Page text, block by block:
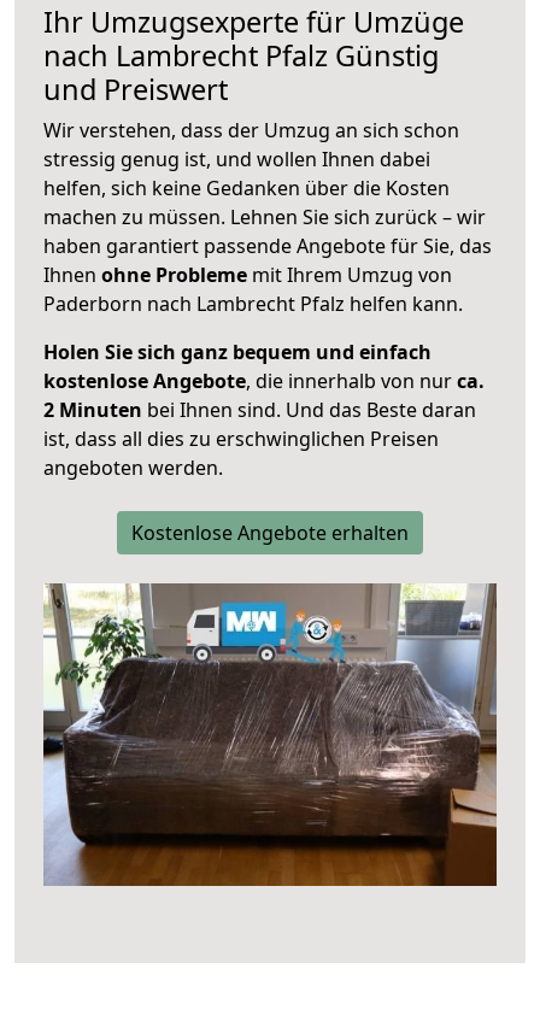
Ihr Umzugsexperte für Umzüge
nach Lambrecht Pfalz Günstig
und Preiswert
Wir verstehen, dass der Umzug an sich schon
stressig genug ist, und wollen Ihnen dabei
helfen, sich keine Gedanken über die Kosten
machen zu müssen. Lehnen Sie sich zurück – wir
haben garantiert passende Angebote für Sie, das
Ihnen ohne Probleme mit Ihrem Umzug von
Paderborn nach Lambrecht Pfalz helfen kann.
Holen Sie sich ganz bequem und einfach
kostenlose Angebote, die innerhalb von nurca.
2 Minuten bei Ihnen sind. Und das Beste daran
ist, dass all dies zu erschwinglichen Preisen
angeboten werden.
Kostenlose Angebote erhalten